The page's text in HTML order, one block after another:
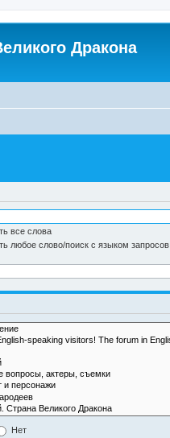
Дракона
все слова
любое слово/поиск с языком запросов
Нет